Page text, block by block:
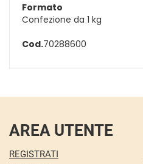
Formato
Confezione da 1 kg
Cod.70288600
AREA UTENTE
REGISTRATI